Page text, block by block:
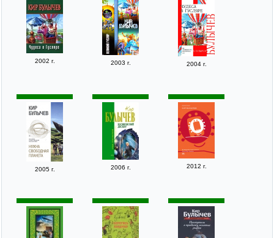
2002 г. 2003 г. 2004 г.
2005 г. 2006 г. 2012 г.